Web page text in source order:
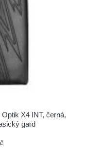
Optik X4 INT, černá,
gard